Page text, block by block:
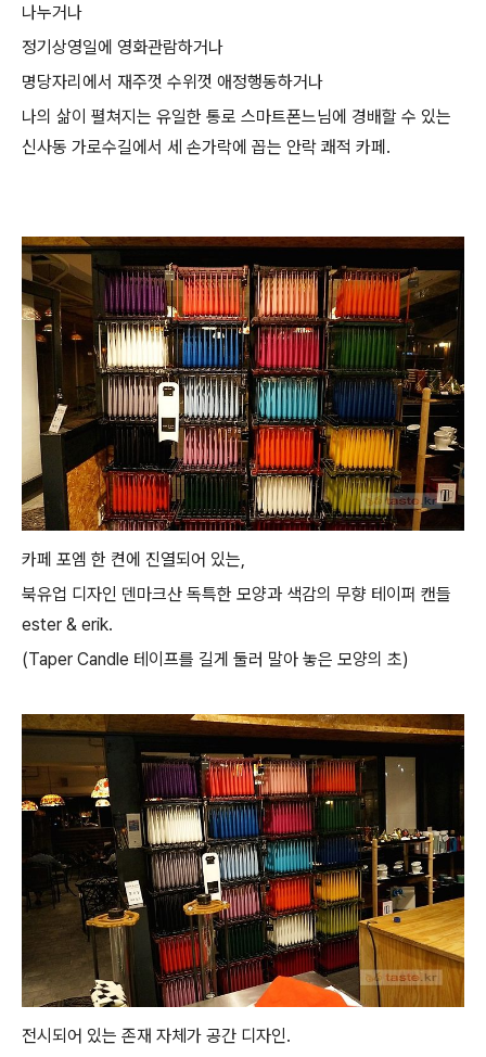
나누거나
정기상영일에 영화관람하거나
명당자리에서 재주껏 수위껏 애정행동하거나
나의 삶이 펼쳐지는 유일한 통로 스마트폰느님에 경배할 수 있는
신사동 가로수길에서 세 손가락에 꼽는 안락 쾌적 카페.
카페 포엠 한 켠에 진열되어 있는,
북유업 디자인 덴마크산 독특한 모양과 색감의 무향 테이퍼 캔들
ester & erik.
(Taper Candle 테이프를 길게 둘러 말아 놓은 모양의 초)
전시되어 있는 존재 자체가 공간 디자인.